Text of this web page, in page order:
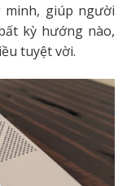
giúp người
kỳ hướng nào,
tuyệt vời.